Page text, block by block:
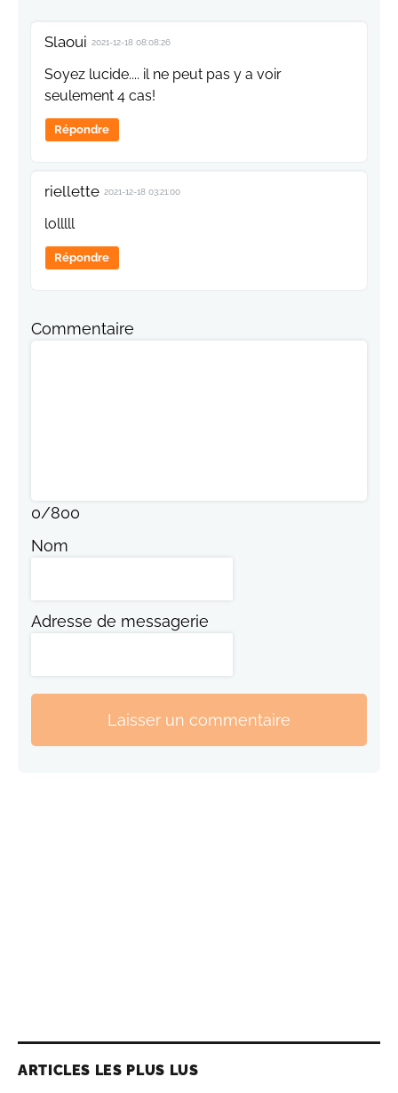
Slaoui 2021-12-18 08:08:26
Soyez lucide.... il ne peut pas y a voir
seulement 4 cas!
Répondre
riellette 2021-12-18 03:21:00
lolllll
Répondre
Commentaire
0/800
Nom
Adresse de messagerie
Laisser un commentaire
ARTICLES LES PLUS LUS